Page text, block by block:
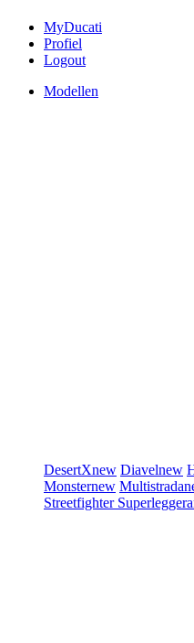
MyDucati
Profiel
Logout
Modellen
DesertXnew Diavelnew
Monsternew Multistrada
Streetfighter Superleggera